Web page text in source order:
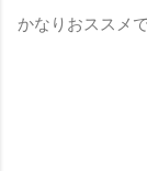
かなりおススメ